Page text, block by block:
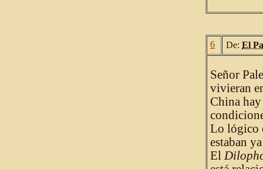
6 De: El
Señor
vivieran
China
Lo lógico
estaban
El